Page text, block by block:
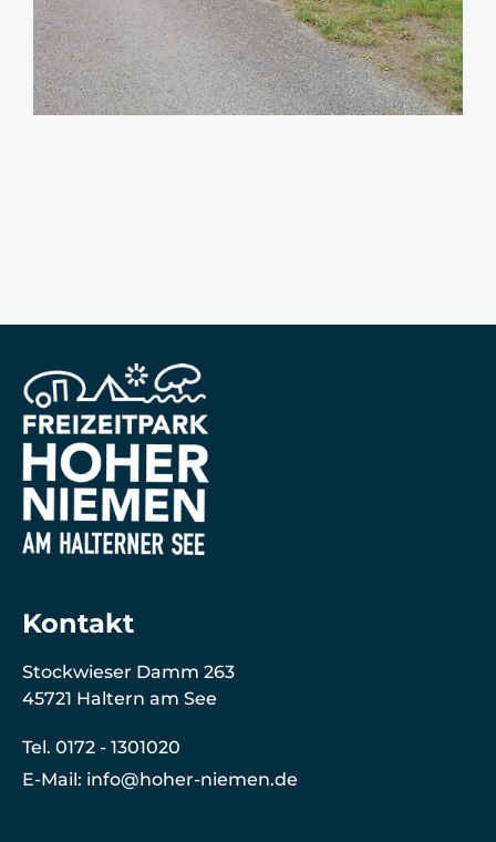
Kontakt
Stockwieser Damm 263
45721 Haltern am See
Tel. 0172 - 1301020
E-Mail: info@hoher-niemen.de